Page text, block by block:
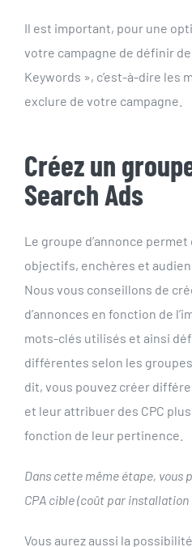
Il est important, pour une
votre campagne de définir
Keywords », c’est-à-dire les
exclure de votre campagne.
Créez un
Search Ads
Le groupe d’annonce
objectifs, enchères et
Nous vous conseillons de
d’annonces en fonction de
mots-clés utilisés et ainsi
différentes selon les
dit, vous pouvez créer
et leur attribuer des CPC
fonction de leur pertinence.
Dans cette même étape, vous
CPA cible (coût par installation
Vous aurez aussi la